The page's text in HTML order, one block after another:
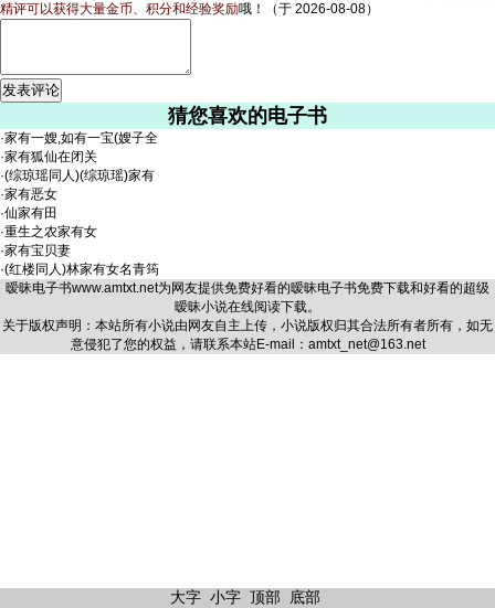
精评可以获得大量金币、积分和经验奖励哦！ （于 2026-08-08）
猜您喜欢的电子书
·家有一嫂,如有一宝(嫂子全
·家有狐仙在闭关
·(综琼瑶同人)(综琼瑶)家有
·家有恶女
·仙家有田
·重生之农家有女
·家有宝贝妻
·(红楼同人)林家有女名青筠
大字 小字 顶部 底部
暧昧电子书www.amtxt.net为网友提供免费好看的暧昧电子书免费下载和好看的超级
暧昧小说在线阅读下载。
关于版权声明：本站所有小说由网友自主上传，小说版权归其合法所有者所有，如无
意侵犯了您的权益，请联系本站E-mail：amtxt_net@163.net